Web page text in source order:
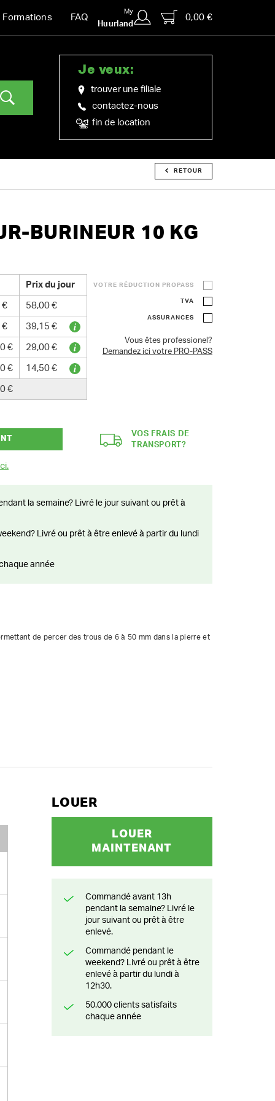
Formations FAQ
My
Huurland
0,00 €
Je veux:
trouver une filiale
contactez-nous
fin de location
RETOUR
BURINEUR 10 KG
Prix du jour
€ 58,00 €
€ 39,15 €
€ 29,00 €
€ 14,50 €
€
VOTRE RÉDUCTION PROPASS
TVA
ASSURANCES
Vous êtes professionel?
Demandez ici votre PRO-PASS
VOS FRAIS DE
TRANSPORT?
année
de percer des trous de 6 à 50 mm dans la pierre et
LOUER
LOUER
MAINTENANT
Commandé avant 13h
pendant la semaine? Livré le
jour suivant ou prêt à être
enlevé.
Commandé pendant le
weekend? Livré ou prêt à être
enlevé à partir du lundi à
12h30.
50.000 clients satisfaits
chaque année